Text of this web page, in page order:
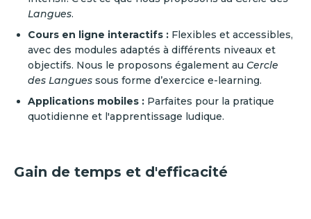
Langues.
Cours en ligne interactifs : Flexibles et accessibles,
avec des modules adaptés à différents niveaux et
objectifs. Nous le proposons également au Cercle
des Langues sous forme d’exercice e-learning.
Applications mobiles : Parfaites pour la pratique
quotidienne et l'apprentissage ludique.
Gain de temps et d'efficacité